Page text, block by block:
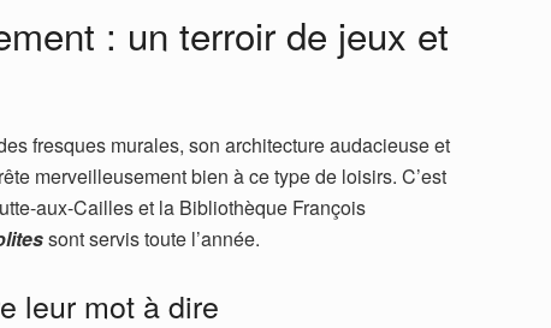
: un terroir de jeux et
fresques murales, son architecture audacieuse et
merveilleusement bien à ce type de loisirs. C’est
aux-Cailles et la Bibliothèque François
sont servis toute l’année.
leur mot à dire